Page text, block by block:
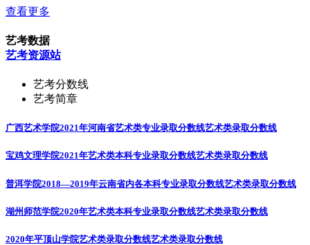
查看更多
艺考数据
艺考资源站
艺考分数线
艺考简章
广西艺术学院2021年河南省艺术类专业录取分数线艺术类录取分数线
宝鸡文理学院2021年艺术类本科专业录取分数线艺术类录取分数线
普洱学院2018―2019年云南省内各本科专业录取分数线艺术类录取分数线
湖州师范学院2020年艺术类本科专业录取分数线艺术类录取分数线
2020年平顶山学院艺术类录取分数线艺术类录取分数线